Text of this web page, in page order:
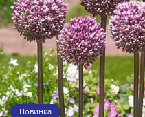
Новинка